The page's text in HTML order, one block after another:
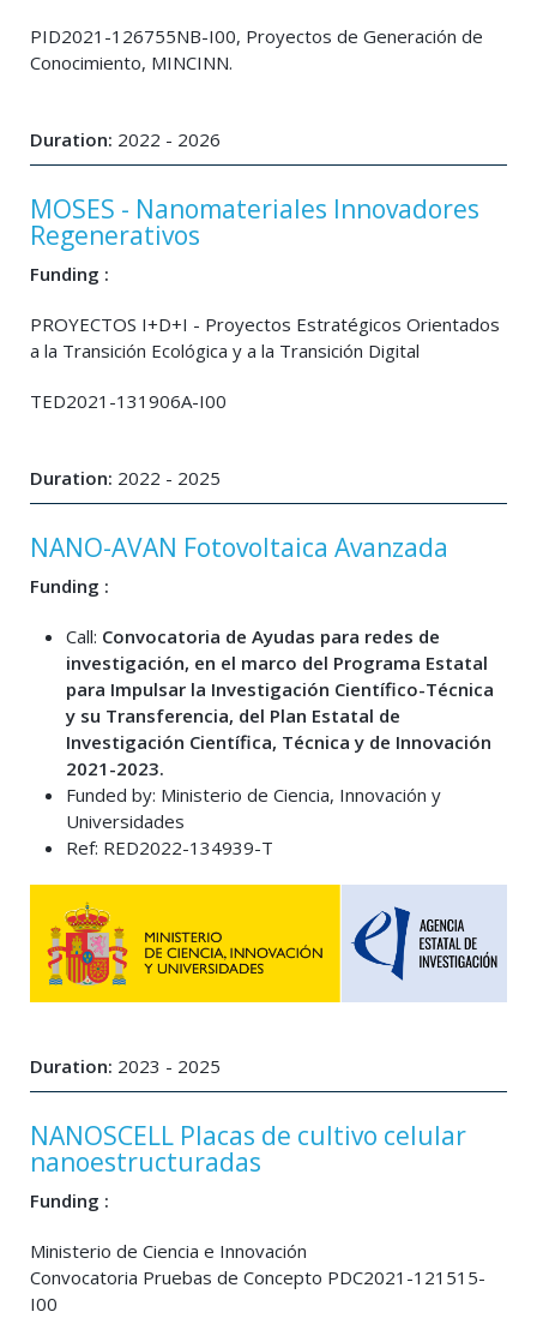
PID2021-126755NB-I00, Proyectos de Generación de
Conocimiento, MINCINN.
Duration: 2022 - 2026
MOSES - Nanomateriales Innovadores
Regenerativos
Funding :
PROYECTOS I+D+I - Proyectos Estratégicos Orientados
a la Transición Ecológica y a la Transición Digital
TED2021-131906A-I00
Duration: 2022 - 2025
NANO-AVAN Fotovoltaica Avanzada
Funding :
Call: Convocatoria de Ayudas para redes de
investigación, en el marco del Programa Estatal
para Impulsar la Investigación Científico-Técnica
y su Transferencia, del Plan Estatal de
Investigación Científica, Técnica y de Innovación
2021-2023.
Funded by: Ministerio de Ciencia, Innovación y
Universidades
Ref: RED2022-134939-T
Duration: 2023 - 2025
NANOSCELL Placas de cultivo celular
nanoestructuradas
Funding :
Ministerio de Ciencia e Innovación
Convocatoria Pruebas de Concepto PDC2021-121515-
I00